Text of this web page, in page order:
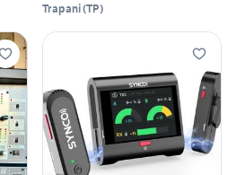
Trapani(TP)